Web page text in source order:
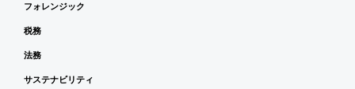
フォレンジック
税務
法務
サステナビリティ